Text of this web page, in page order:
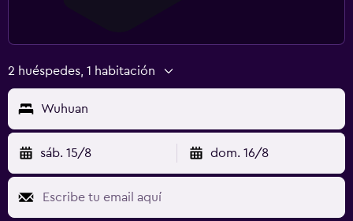
2 huéspedes, 1 habitación
Wuhuan
sáb. 15/8 dom. 16/8